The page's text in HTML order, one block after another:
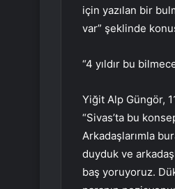
için yazılan bir
var” şeklinde
“4 yıldır bu
Yiğit Alp Güngör,
“Sivas’ta bu
Arkadaşlarımla
duyduk ve
baş yoruyoruz.